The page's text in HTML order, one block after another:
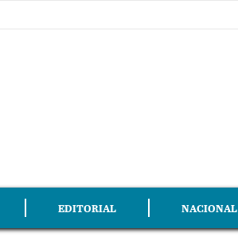
EDITORIAL NACIONAL